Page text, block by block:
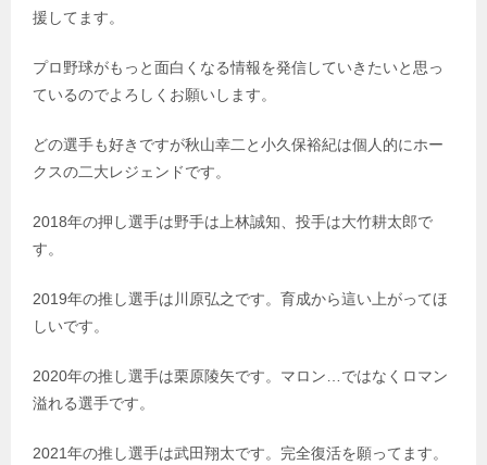
援してます。
プロ野球がもっと面白くなる情報を発信していきたいと思っ
ているのでよろしくお願いします。
どの選手も好きですが秋山幸二と小久保裕紀は個人的にホー
クスの二大レジェンドです。
2018年の押し選手は野手は上林誠知、投手は大竹耕太郎で
す。
2019年の推し選手は川原弘之です。育成から這い上がってほ
しいです。
2020年の推し選手は栗原陵矢です。マロン…ではなくロマン
溢れる選手です。
2021年の推し選手は武田翔太です。完全復活を願ってます。